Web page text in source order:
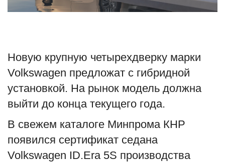
Шоу-бизнес
В мире
Россия
Язык
Новую крупную четырехдверку марки
Volkswagen предложат с гибридной
установкой. На рынок модель должна
выйти до конца текущего года.
В свежем каталоге Минпрома КНР
появился сертификат седана
Volkswagen ID.Era 5S производства